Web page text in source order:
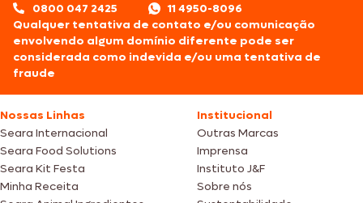
0800 047 2425
11 4950-8096
Qualquer tentativa de contato e/ou comunicação
envolvendo algum domínio diferente pode ser
considerada como indevida e/ou uma tentativa de
fraude
Nossas Linhas
Seara Internacional
Seara Food Solutions
Seara Kit Festa
Minha Receita
Institucional
Outras Marcas
Imprensa
Instituto J&F
Sobre nós